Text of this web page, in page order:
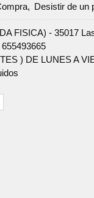
Desistir de un
FISICA) - 35017
) DE LUNES A